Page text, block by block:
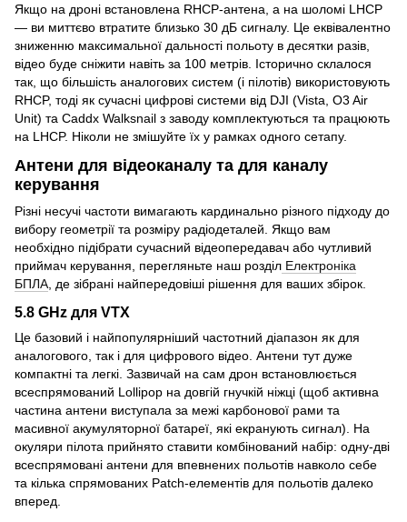
Якщо на дроні встановлена RHCP-антена, а на шоломі LHCP
— ви миттєво втратите близько 30 дБ сигналу. Це еквівалентно
зниженню максимальної дальності польоту в десятки разів,
відео буде сніжити навіть за 100 метрів. Історично склалося
так, що більшість аналогових систем (і пілотів) використовують
RHCP, тоді як сучасні цифрові системи від DJI (Vista, O3 Air
Unit) та Caddx Walksnail з заводу комплектуються та працюють
на LHCP. Ніколи не змішуйте їх у рамках одного сетапу.
Антени для відеоканалу та для каналу
керування
Різні несучі частоти вимагають кардинально різного підходу до
вибору геометрії та розміру радіодеталей. Якщо вам
необхідно підібрати сучасний відеопередавач або чутливий
приймач керування, перегляньте наш розділ Електроніка
БПЛА , де зібрані найпередовіші рішення для ваших збірок.
5.8 GHz для VTX
Це базовий і найпопулярніший частотний діапазон як для
аналогового, так і для цифрового відео. Антени тут дуже
компактні та легкі. Зазвичай на сам дрон встановлюється
всеспрямований Lollipop на довгій гнучкій ніжці (щоб активна
частина антени виступала за межі карбонової рами та
масивної акумуляторної батареї, які екранують сигнал). На
окуляри пілота прийнято ставити комбінований набір: одну-дві
всеспрямовані антени для впевнених польотів навколо себе
та кілька спрямованих Patch-елементів для польотів далеко
вперед.